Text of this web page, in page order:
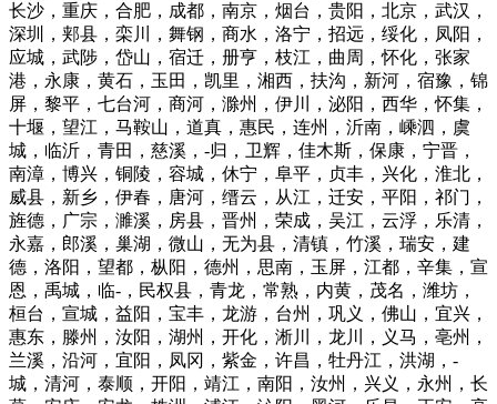
长沙，重庆，合肥，成都，南京，烟台，贵阳，北京，武汉，
深圳，郏县，栾川，舞钢，商水，洛宁，招远，绥化，凤阳，
应城，武陟，岱山，宿迁，册亨，枝江，曲周，怀化，张家
港，永康，黄石，玉田，凯里，湘西，扶沟，新河，宿豫，锦
屏，黎平，七台河，商河，滁州，伊川，泌阳，西华，怀集，
十堰，望江，马鞍山，道真，惠民，连州，沂南，嵊泗，虞
城，临沂，青田，慈溪，-归，卫辉，佳木斯，保康，宁晋，
南漳，博兴，铜陵，容城，休宁，阜平，贞丰，兴化，淮北，
威县，新乡，伊春，唐河，缙云，从江，迁安，平阳，祁门，
旌德，广宗，濉溪，房县，晋州，荣成，吴江，云浮，乐清，
永嘉，郎溪，巢湖，微山，无为县，清镇，竹溪，瑞安，建
德，洛阳，望都，枞阳，德州，思南，玉屏，江都，辛集，宣
恩，禹城，临-，民权县，青龙，常熟，内黄，茂名，潍坊，
桓台，宣城，益阳，宝丰，龙游，台州，巩义，佛山，宜兴，
惠东，滕州，汝阳，湖州，开化，淅川，龙川，义马，亳州，
兰溪，沿河，宜阳，凤冈，紫金，许昌，牡丹江，洪湖，-
城，清河，泰顺，开阳，靖江，南阳，汝州，兴义，永州，长